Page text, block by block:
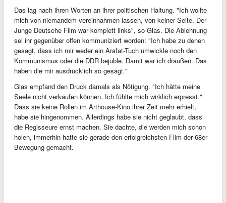
Das lag nach ihren Worten an ihrer politischen Haltung. "Ich wollte
mich von niemandem vereinnahmen lassen, von keiner Seite. Der
Junge Deutsche Film war komplett links", so Glas. Die Ablehnung
sei ihr gegenüber offen kommuniziert worden: "Ich habe zu denen
gesagt, dass ich mir weder ein Arafat-Tuch umwickle noch den
Kommunismus oder die DDR bejuble. Damit war ich draußen. Das
haben die mir ausdrücklich so gesagt."
Glas empfand den Druck damals als Nötigung. "Ich hätte meine
Seele nicht verkaufen können. Ich fühlte mich wirklich erpresst."
Dass sie keine Rollen im Arthouse-Kino ihrer Zeit mehr erhielt,
habe sie hingenommen. Allerdings habe sie nicht geglaubt, dass
die Regisseure ernst machen. Sie dachte, die werden mich schon
holen, immerhin hatte sie gerade den erfolgreichsten Film der 68er-
Bewegung gemacht.